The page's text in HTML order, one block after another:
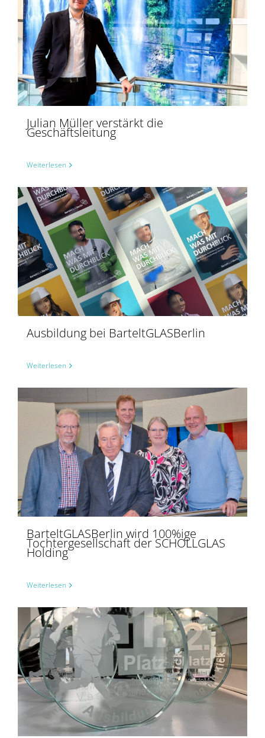
Julian Müller verstärkt die
Geschäftsleitung
Weiterlesen
Ausbildung bei BarteltGLASBerlin
Weiterlesen
BarteltGLASBerlin wird 100%ige
Tochtergesellschaft der SCHOLLGLAS
Holding
Weiterlesen